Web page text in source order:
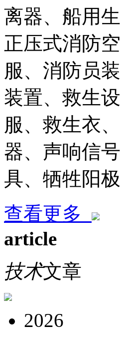
离器、船用
正压式消防
服、消防员
装置、救生
服、救生衣
器、声响信
具、牺牲阳
查看更多
article
技术文章
2026